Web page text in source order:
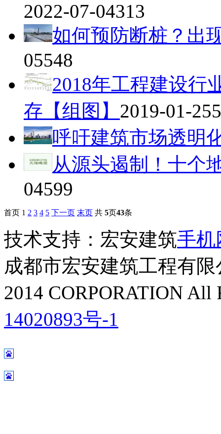
2022-07-04313
如何预防断桩？出
05548
2018年工程建设行
存【组图】 2019-01-25
呼吁建筑市场透明
从源头遏制！十个
04599
首页 1 2 3 4 5 下一页 末页 共 5页43条
技术支持：宏安建筑手机
成都市宏安建筑工程有
2014 CORPORATION All
14020893号-1